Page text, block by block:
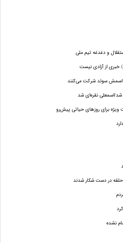
و دغدغه تیم ملی
خبری از آزادی نیست
اسمش سوئد شرکت می‌کنند
شد/اسمعلی نقره‌ای شد
برای روزهای حیاتی پیش‌رو
حلقه در دست شکار شدند
نشده